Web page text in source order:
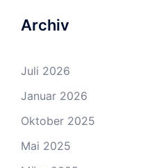
Archiv
Juli 2026
Januar 2026
Oktober 2025
Mai 2025